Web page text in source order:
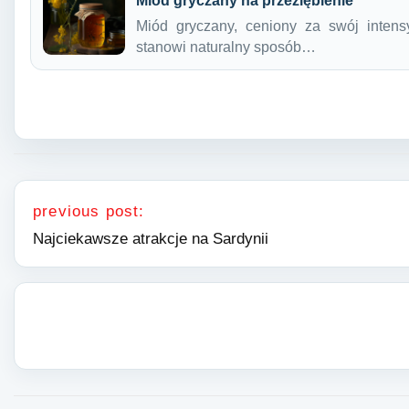
Miód gryczany, ceniony za swój
stanowi naturalny sposób…
Nawigacja wpisu
previous post:
Najciekawsze atrakcje na Sardynii